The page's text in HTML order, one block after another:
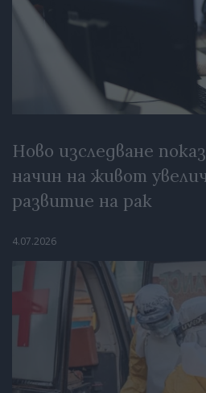
Ново изследване
начин на живот
развитие на рак
4.07.2026